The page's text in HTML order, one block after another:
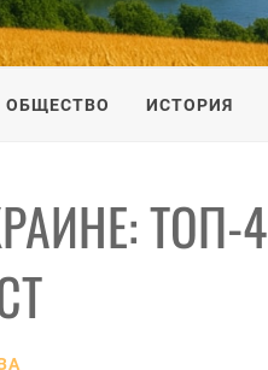
IS
ОБЩЕСТВО ИСТОРИЯ
ТОП-4